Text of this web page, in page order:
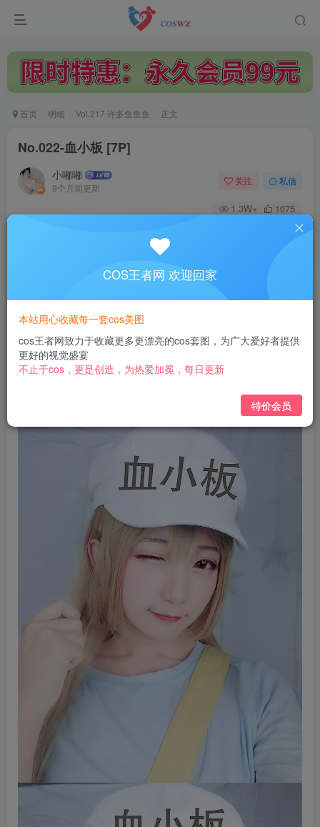
首页 明细 Vol.217 许多鱼鱼鱼 正文
No.022-血小板 [7P]
小嘟嘟
9个月前更新
关注 私信
1.3W+ 1075
此内容为付费阅读，请付费后查看
3
黄金会员免费 钻石会员 免费
立即购买
COS王者网 欢迎回家
本站用心收藏每一套cos美图
cos王者网致力于收藏更多更漂亮的cos套图，为广大爱好者提供
更好的视觉盛宴
不止于cos，更是创造，为热爱加冕，每日更新
特价会员